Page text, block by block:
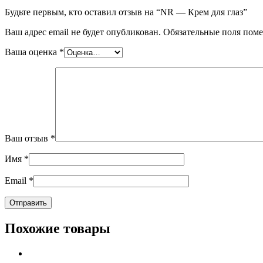
Будьте первым, кто оставил отзыв на “NR — Крем для глаз”
Ваш адрес email не будет опубликован. Обязательные поля
Ваша оценка *
Ваш отзыв *
Имя *
Email *
Похожие товары